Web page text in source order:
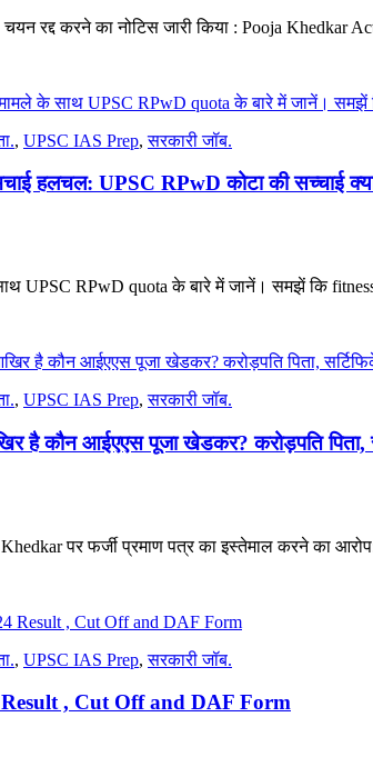
रद्द करने का नोटिस जारी किया : Pooja Khedkar
, UPSC IAS Prep,सरकारी जॉब.
हलचल: UPSC RPwD कोटा की सच्चाई
UPSC RPwD quota के बारे में जानें। समझें कि
, UPSC IAS Prep,सरकारी जॉब.
कौन आईएएस पूजा खेडकर? करोड़पति पिता,
Khedkar पर फर्जी प्रमाण पत्र का इस्तेमाल करने का
, UPSC IAS Prep,सरकारी जॉब.
, Cut Off and DAF Form